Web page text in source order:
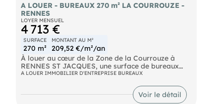
A LOUER - BUREAUX 270 m² LA COURROUZE -
RENNES
LOYER MENSUEL
4 713 €
SURFACE
270 m²
MONTANT AU M²
209,52 €/m²/an
À louer au cœur de la Zone de la Courrouze à
RENNES ST JACQUES, une surface de bureaux
d'environ 270 m² avec belle visibilité.
- deux salles de réunions
A LOUER IMMOBILIER D'ENTREPRISE BUREAUX
Voir le détail